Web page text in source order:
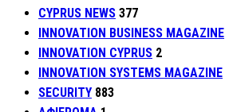
CYPRUS NEWS 377
INNOVATION BUSINESS MAGAZINE
INNOVATION CYPRUS 2
INNOVATION SYSTEMS MAGAZINE
SECURITY 883